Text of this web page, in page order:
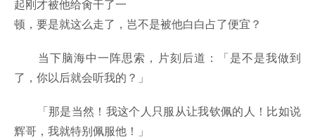
起刚才被他给肏干了一
顿，要是就这么走了，岂不是被他白白占了便宜？
当下脑海中一阵思索，片刻后道：「是不是我做到
了，你以后就会听我的？」
「那是当然！我这个人只服从让我钦佩的人！比如说
辉哥，我就特别佩服他！」